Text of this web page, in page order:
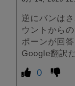
逆にバンは
ウントから
ポーンが回
Google翻訳
0